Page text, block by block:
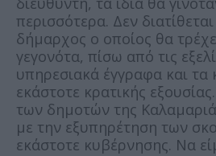
περισσότερα. Δεν
δήμαρχος ο οποίος θα
γεγονότα, πίσω από τις
υπηρεσιακά έγγραφα και τα
εκάστοτε κρατικής
των δημοτών της
με την εξυπηρέτηση των
εκάστοτε κυβέρνησης. Να